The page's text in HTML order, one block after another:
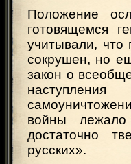
Положение
готовящемся
учитывали,
сокрушен, но
закон о
войны
достаточно
русских».